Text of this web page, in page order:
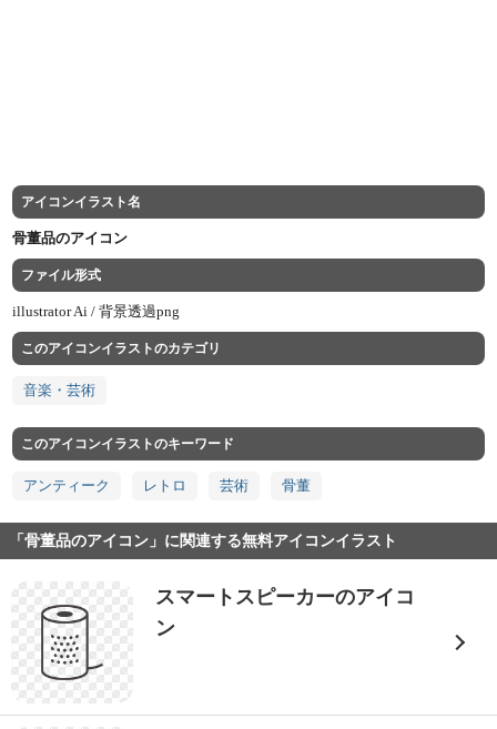
アイコンイラスト名
骨董品のアイコン
ファイル形式
illustrator Ai /背景透過png
このアイコンイラストのカテゴリ
音楽・芸術
このアイコンイラストのキーワード
アンティーク レトロ 芸術 骨董
「骨董品のアイコン」に関連する無料アイコンイラスト
スマートスピーカーのアイコ
ン